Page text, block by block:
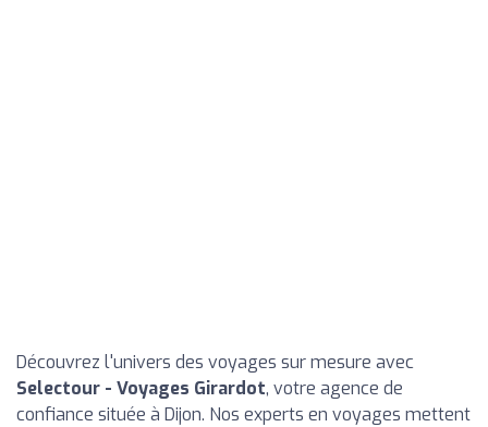
Découvrez l'univers des voyages sur mesure avec
Selectour - Voyages Girardot, votre agence de
confiance située à Dijon. Nos experts en voyages mettent